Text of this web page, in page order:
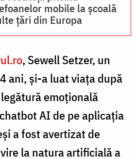
mobile la școală
țări din Europa
, Sewell Setzer, un
ani, și-a luat viața după
emoțională
AI de pe aplicația
a fost avertizat de
la natura artificială a